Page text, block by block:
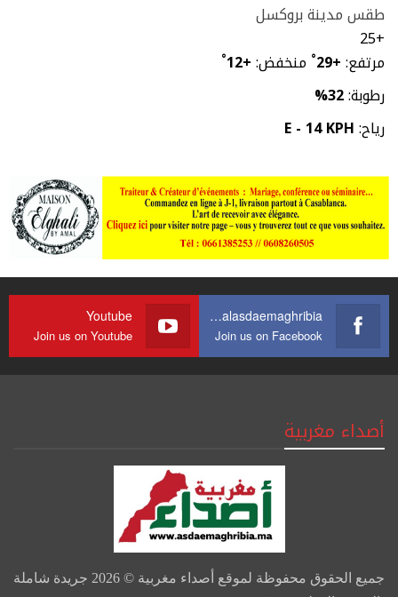
طقس مدينة بروكسل
+
25
مرتفع:+
29
° منخفض:+
12
°
رطوبة:32%
رياح:E - 14 KPH
https://web.facebook.com/journalasdaemaghribia/
Join us on Facebook
Youtube
Join us on Youtube
أصداء مغربية
جميع الحقوق محفوظة لموقع أصداء مغربية © 2026 جريدة شاملة